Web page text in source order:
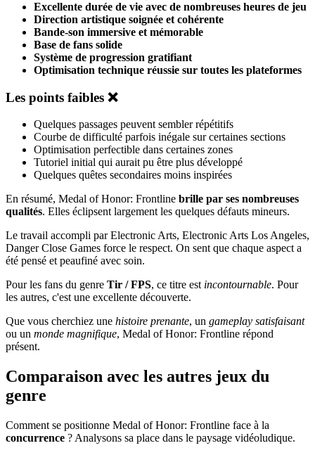
Excellente durée de vie avec de nombreuses heures de jeu
Direction artistique soignée et cohérente
Bande-son immersive et mémorable
Base de fans solide
Système de progression gratifiant
Optimisation technique réussie sur toutes les plateformes
Les points faibles ❌
Quelques passages peuvent sembler répétitifs
Courbe de difficulté parfois inégale sur certaines sections
Optimisation perfectible dans certaines zones
Tutoriel initial qui aurait pu être plus développé
Quelques quêtes secondaires moins inspirées
En résumé, Medal of Honor: Frontline brille par ses nombreuses
qualités. Elles éclipsent largement les quelques défauts mineurs.
Le travail accompli par Electronic Arts, Electronic Arts Los Angeles,
Danger Close Games force le respect. On sent que chaque aspect a
été pensé et peaufiné avec soin.
Pour les fans du genre Tir / FPS, ce titre est incontournable. Pour
les autres, c'est une excellente découverte.
Que vous cherchiez une histoire prenante, un gameplay satisfaisant
ou un monde magnifique, Medal of Honor: Frontline répond
présent.
Comparaison avec les autres jeux du
genre
Comment se positionne Medal of Honor: Frontline face à la
concurrence ? Analysons sa place dans le paysage vidéoludique.